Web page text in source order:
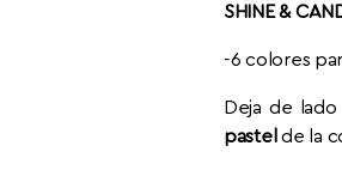
SHINE &
-6 colores
Deja de
pastelde la